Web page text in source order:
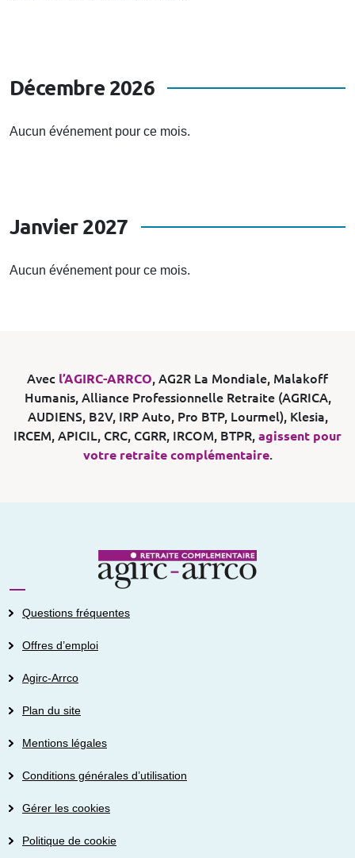
Décembre 2026
Aucun événement pour ce mois.
Janvier 2027
Aucun événement pour ce mois.
Avec l’AGIRC-ARRCO , AG2R La Mondiale, Malakoff
Humanis, Alliance Professionnelle Retraite (AGRICA,
AUDIENS, B2V, IRP Auto, Pro BTP, Lourmel), Klesia,
IRCEM, APICIL, CRC, CGRR, IRCOM, BTPR, agissent pour
votre retraite complémentaire.
Questions fréquentes
Offres d’emploi
Agirc-Arrco
Plan du site
Mentions légales
Conditions générales d’utilisation
Gérer les cookies
Politique de cookie